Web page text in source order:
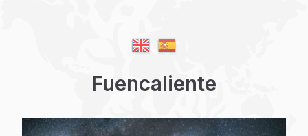
Fuencaliente